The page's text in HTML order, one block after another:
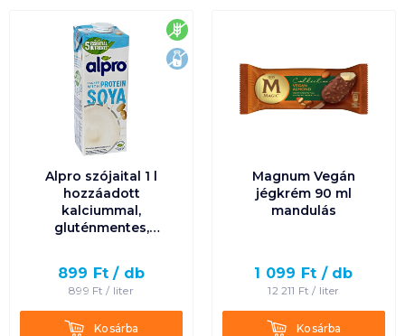
gluténmentes
laktózmentes
Alpro szójaital 1 l
hozzáadott
kalciummal,
gluténmentes,
899 Ft / db
899 Ft / liter
KosárbaKosárba
Magnum Vegán
jégkrém 90 ml
mandulás
1 099 Ft / db
12 211 Ft / liter
KosárbaKosárba